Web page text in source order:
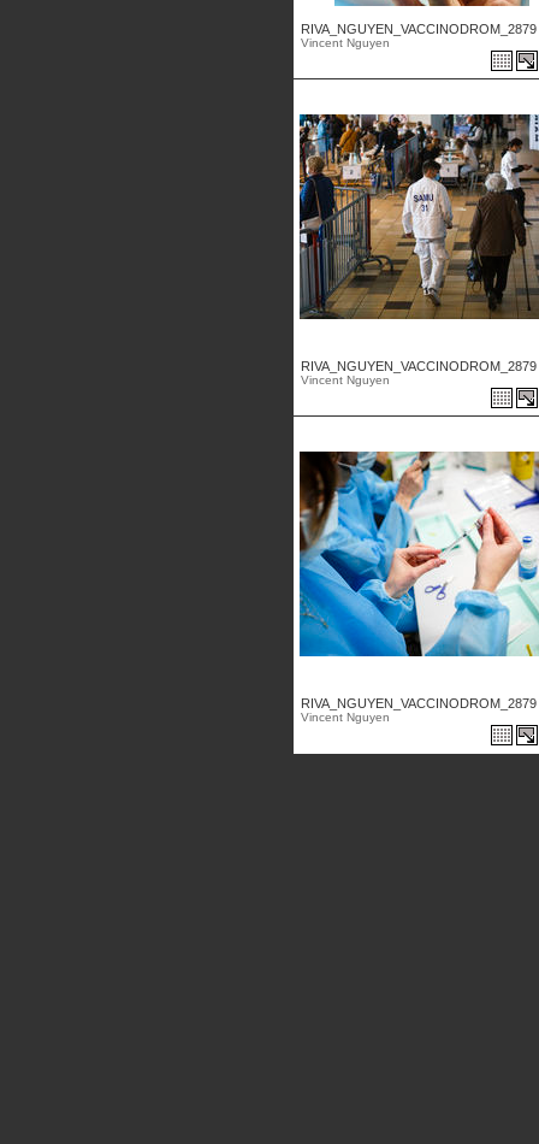
RIVA_NGUYEN_VACCINODROM_2879
Vincent Nguyen
RIVA_NGUYEN_VACCINODROM_2879
Vincent Nguyen
RIVA_NGUYEN_VACCINODROM_2879
Vincent Nguyen